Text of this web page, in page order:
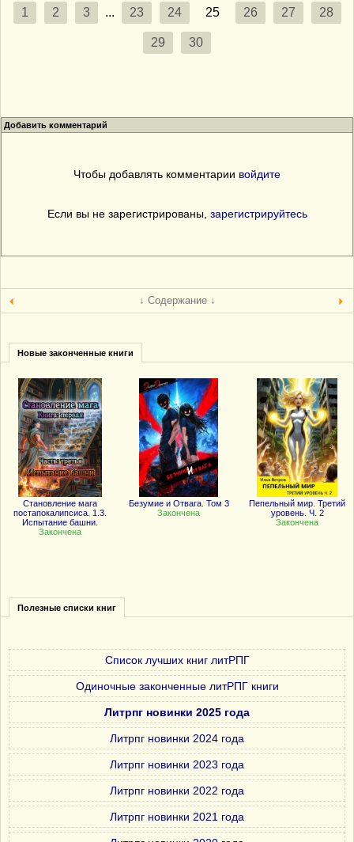
1 2 3 ... 23 24 25 26 27 28
29 30
Добавить комментарий
Чтобы добавлять комментарии войдите
Если вы не зарегистрированы, зарегистрируйтесь
↓ Содержание ↓
Новые законченные книги
Становление мага
постапокалипсиса. 1.3.
Испытание башни.
Закончена
Безумие и Отвага. Том 3
Закончена
Пепельный мир. Третий
уровень. Ч. 2
Закончена
Полезные списки книг
Список лучших книг литРПГ
Одиночные законченные литРПГ книги
Литрпг новинки 2025 года
Литрпг новинки 2024 года
Литрпг новинки 2023 года
Литрпг новинки 2022 года
Литрпг новинки 2021 года